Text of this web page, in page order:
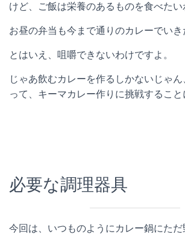
けど、ご飯は栄養のあるものを食べたい
お昼の弁当も今まで通りのカレーでいき
とはいえ、咀嚼できないわけですよ。
じゃあ飲むカレーを作るしかないじゃ
って、キーマカレー作りに挑戦すること
必要な調理器具
今回は、いつものようにカレー鍋にただ